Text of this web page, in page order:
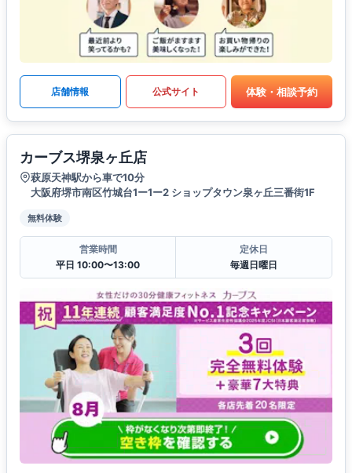
店舗情報 公式サイト 体験・相談予約
カーブス堺泉ヶ丘店
萩原天神駅から車で10分
大阪府堺市南区竹城台1ー1ー2 ショップタウン泉ヶ丘三番街1F
無料体験
営業時間
平日 10:00〜13:00
定休日
毎週日曜日